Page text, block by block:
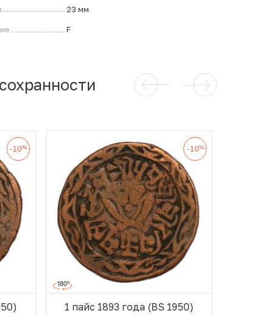
23 мм
F
-10% -10%
1 пайс 1893 года (BS 1950)